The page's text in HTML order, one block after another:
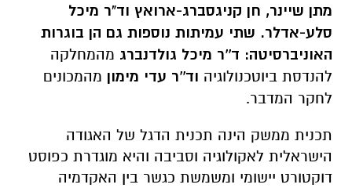
מתן שיינר, חן קניגסברג-ארואץ וד"ר מיכל
סלע-אדלר. שתי עמיתות נוספות גם הן בוגרות
האוניברסיטה: ד''ר מיכל גולדנברג מהמחלקה
להנדסת ביוטכנולוגיה וד''ר עדי מימון מהמכונים
לחקר המדבר.
תכנית ממשק הינה תכנית הדגל של האגודה
הישראלית לאקולוגיה וסביבה והיא מוגדרת כפוסט
דוקטורט יישומי ומשמשת כגשר בין האקדמיה